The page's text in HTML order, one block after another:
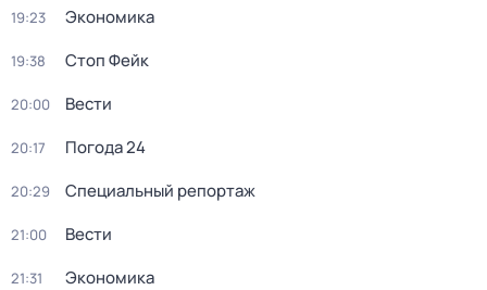
19:23 Экономика
19:38 Стоп Фейк
20:00 Вести
20:17 Погода 24
20:29 Специальный репортаж
21:00 Вести
21:31 Экономика